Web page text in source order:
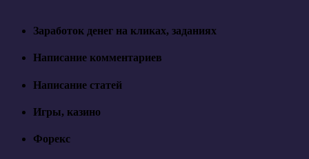
Заработок денег на кликах, заданиях
Написание комментариев
Написание статей
Игры, казино
Форекс